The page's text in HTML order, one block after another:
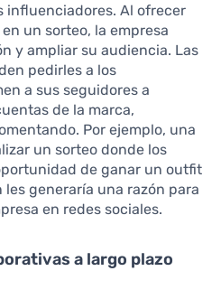
influenciadores. Al ofrecer
un sorteo, la empresa
y ampliar su audiencia. Las
pedirles a los
a sus seguidores a
de la marca,
Por ejemplo, una
un sorteo donde los
de ganar un outfit
generaría una razón para
en redes sociales.
a largo plazo